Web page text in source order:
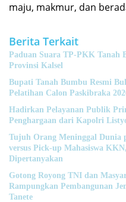
maju, makmur, dan
Berita Terkait
Paduan Suara TP-PKK Tanah
Provinsi Kalsel
Bupati Tanah Bumbu Resmi
Pelatihan Calon Paskibraka
Hadirkan Pelayanan Publik
Penghargaan dari Kapolri
Tujuh Orang Meninggal Dunia
versus Pick-up Mahasiswa
Dipertanyakan
Gotong Royong TNI dan
Rampungkan Pembangunan
Tanete